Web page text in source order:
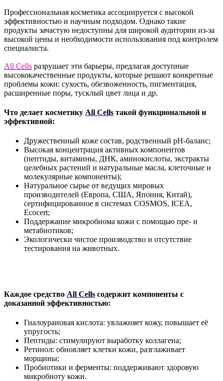
Профессиональная косметика ассоциируется с высокой
эффективностью и научным подходом. Однако такие
продукты зачастую недоступны для широкой аудитории из-за
высокой цены и необходимости использования под контролем
специалиста.
All Cells разрушает эти барьеры, предлагая доступные
высококачественные продукты, которые решают конкретные
проблемы кожи: сухость, обезвоженность, пигментация,
расширенные поры, тусклый цвет лица и др.
Что делает косметику All Cells такой функциональной и
эффективной:
Дружественный коже состав, родственный рН-баланс;
Высокая концентрация активных компонентов
(пептиды, витамины, ДНК, аминокислоты, экстракты
целебных растений и натуральные масла, клеточные и
молекулярные компоненты);
Натуральное сырье от ведущих мировых
производителей (Европа, США, Япония, Китай),
сертифицированное в системах COSMOS, ICEA,
Ecocert;
Поддержание микробиома кожи с помощью пре- и
метабиотиков;
Экологически чистое производство и отсутствие
тестирования на животных.
Каждое средство All Cells содержит компоненты с
доказанной эффективностью:
Гиалоурановая кислота: увлажняет кожу, повышает её
упругость;
Пептиды: стимулируют выработку коллагена;
Ретинол: обновляет клетки кожи, разглаживает
морщины;
Пробиотики и ферменты: поддерживают здоровую
микробиоту кожи.